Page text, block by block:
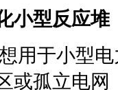
小型反应堆
于小型电
或孤立电